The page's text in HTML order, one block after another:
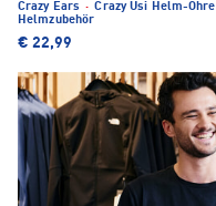
Crazy Ears · Crazy Usi Helm-
Helmzubehör
€ 22,99